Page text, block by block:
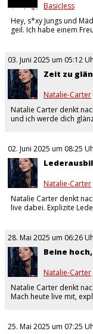
BasicJess
Hey, s*xy Jungs und
geil. Ich habe einem
03. Juni 2025 um 05:12
Zeit zu
Natalie-Carter
Natalie Carter denkt
und ich werde dich
02. Juni 2025 um 08:25
Natalie-Carter
Natalie Carter denkt
live dabei. Explizite
28. Mai 2025 um 06:26
Beine
Natalie-Carter
Natalie Carter denkt
Mach heute live mit,
25. Mai 2025 um 07:25